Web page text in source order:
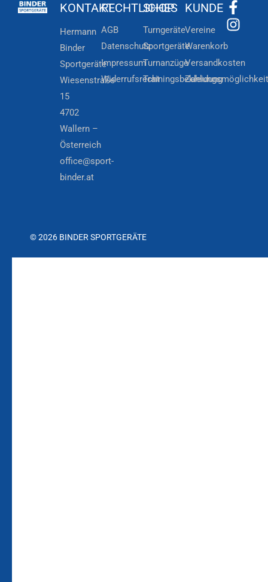
KONTAKT
Hermann
Binder
Sportgeräte
Wiesenstraße
15
4702
Wallern –
Österreich
office@sport-
binder.at
RECHTLICHES
AGB
Datenschutz
Impressum
Widerrufsrecht
SHOP
Turngeräte
Sportgeräte
Turnanzüge
Trainingsbekleidung
KUNDE
Vereine
Warenkorb
Versandkosten
© 2026 BINDER SPORTGERÄTE